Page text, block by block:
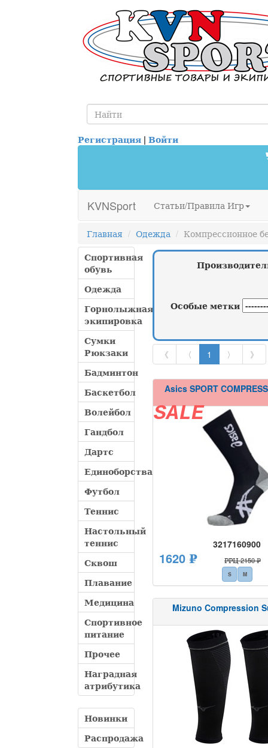
Регистрация | Войти
KVNSport Статьи/Правила Игр
Главная Одежда
Компрессионное
Спортивная
обувь
Одежда
Горнолыжная
экипировка
Сумки
Рюкзаки
Бадминтон
Баскетбол
Волейбол
Гандбол
Дартс
Единоборства
Футбол
Теннис
Настольный
теннис
Сквош
Плавание
Медицина
Спортивное
питание
Прочее
Наградная
атрибутика
Новинки
Распродажа
Особые метки
《 〈 1 〉 》
Asics SPORT
SALE
3217160900
1620 ₽ РРЦ 2150 ₽
S M
Mizuno Compression